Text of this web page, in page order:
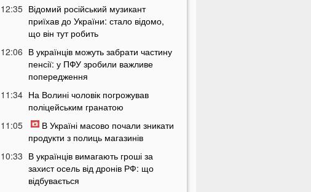
12:35 Відомий російський музикант
приїхав до України: стало відомо,
що він тут робить
12:06 В українців можуть забрати частину
пенсії: у ПФУ зробили важливе
попередження
11:34 На Волині чоловік погрожував
поліцейським гранатою
11:05
В Україні масово почали зникати
продукти з полиць магазинів
10:33 В українців вимагають гроші за
захист осель від дронів РФ: що
відбувається